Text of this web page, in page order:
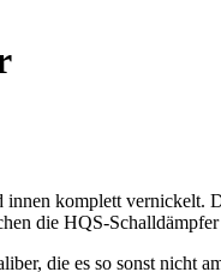
komplett vernickelt.
die HQS-
die es so sonst